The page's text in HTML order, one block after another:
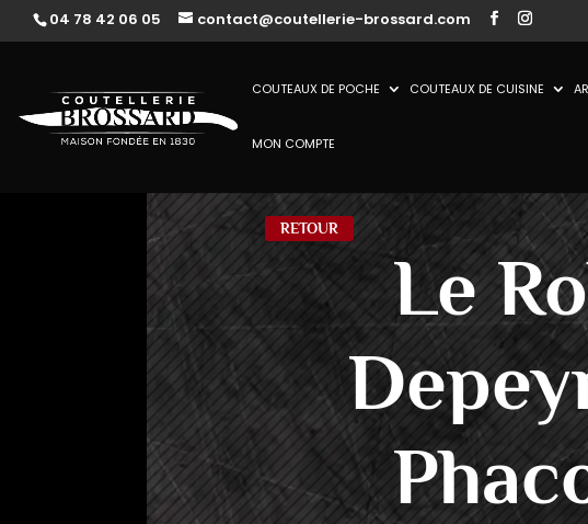
04 78 42 06 05 contact@coutellerie-brossard.com
COUTEAUX DE POCHE COUTEAUX DE CUISINE
MON COMPTE
RETOUR
Le